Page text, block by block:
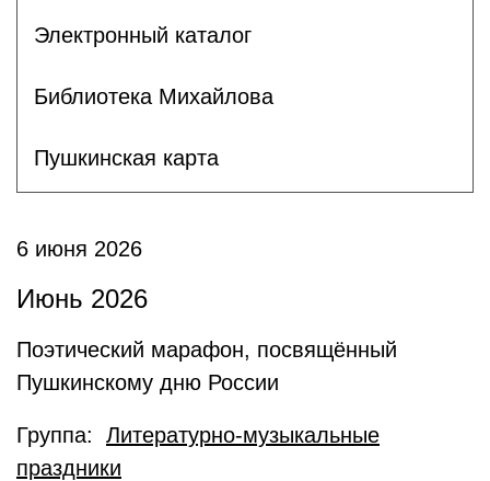
Электронный каталог
Библиотека Михайлова
Пушкинская карта
6 июня 2026
Июнь 2026
Поэтический марафон, посвящённый
Пушкинскому дню России
Группа: Литературно-музыкальные
праздники